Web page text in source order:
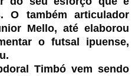
O também articulador
Mello, até elaborou
o futsal ipuense,
Timbó vem sendo